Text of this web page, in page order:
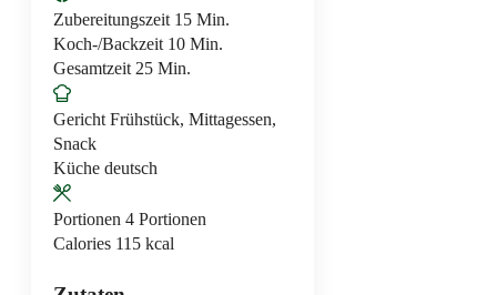
Zubereitungszeit 15Minuten
Min.
Koch-/Backzeit 10Minuten
Min.
Gesamtzeit 25Minuten
Min.
Gericht Frühstück, Mittagessen,
Snack
Küche deutsch
Portionen 4 Portionen
Calories 115 kcal